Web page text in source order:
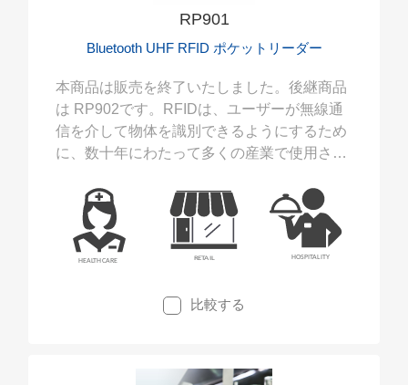
RP901
Bluetooth UHF RFID ポケットリーダー
本商品は販売を終了いたしました。後継商品
は RP902です。RFIDは、ユーザーが無線通
信を介して物体を識別できるようにするため
に、数十年にわたって多くの産業で使用され
比較する